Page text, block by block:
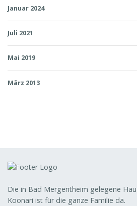
Januar 2024
Juli 2021
Mai 2019
März 2013
Die in Bad Mergentheim gelegene
Koonari ist für die ganze Familie da.